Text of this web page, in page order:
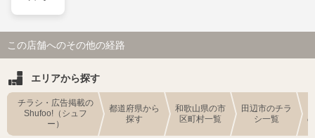
この店舗へのその他の経路
エリアから探す
チラシ・広告掲載の
Shufoo!（シュフ
ー）
都道府県から
探す
和歌山県の市
区町村一覧
田辺市のチラ
シ一覧